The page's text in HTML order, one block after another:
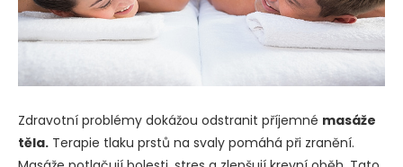
Zdravotní problémy dokážou odstranit příjemné masáže
těla. Terapie tlaku prstů na svaly pomáhá při zranění.